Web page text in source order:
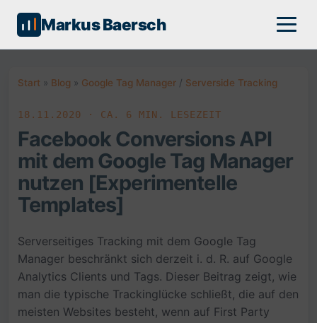
Markus Baersch
Start » Blog » Google Tag Manager / Serverside Tracking
18.11.2020 · CA. 6 MIN. LESEZEIT
Facebook Conversions API
mit dem Google Tag Manager
nutzen [Experimentelle
Templates]
Serverseitiges Tracking mit dem Google Tag
Manager beschränkt sich derzeit i. d. R. auf Google
Analytics Clients und Tags. Dieser Beitrag zeigt, wie
man die typische Trackinglücke schließt, die auf den
meisten Websites besteht, wenn auf First Party